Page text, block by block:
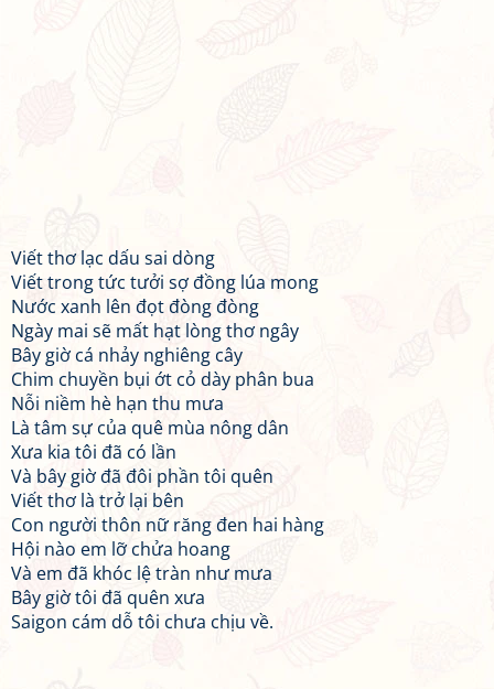
Viết thơ lạc dấu sai dòng
Viết trong tức tưởi sợ đồng lúa mong
Nước xanh lên đọt đòng đòng
Ngày mai sẽ mất hạt lòng thơ ngây
Bây giờ cá nhảy nghiêng cây
Chim chuyền bụi ớt cỏ dày phân bua
Nỗi niềm hè hạn thu mưa
Là tâm sự của quê mùa nông dân
Xưa kia tôi đã có lần
Và bây giờ đã đôi phần tôi quên
Viết thơ là trở lại bên
Con người thôn nữ răng đen hai hàng
Hội nào em lỡ chửa hoang
Và em đã khóc lệ tràn như mưa
Bây giờ tôi đã quên xưa
Saigon cám dỗ tôi chưa chịu về.